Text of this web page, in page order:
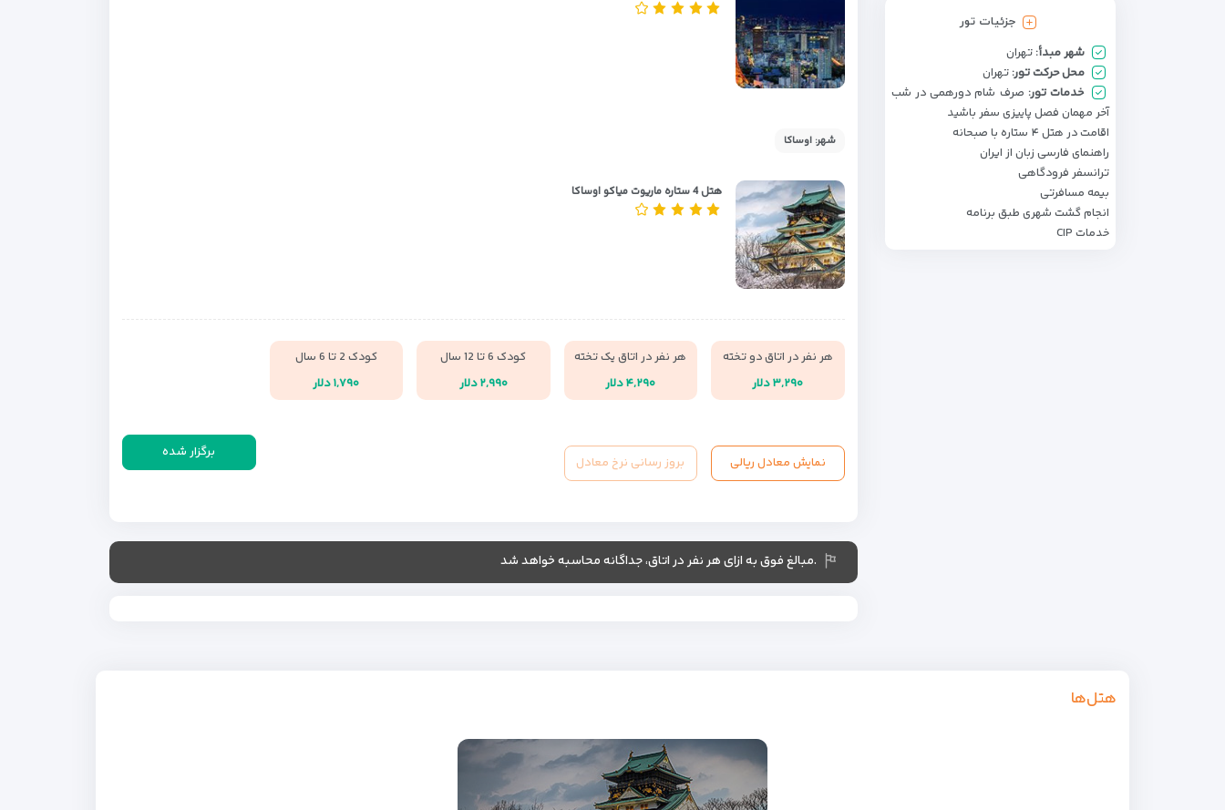
جزئیات تور
شهر مبدأ: تهران
محل حرکت تور: تهران
خدمات تور: صرف شام دورهمی در شب
آخر مهمان فصل پاییزی سفر باشید
اقامت در هتل ۴ ستاره با صبحانه
راهنمای فارسی زبان از ایران
ترانسفر فرودگاهی
بیمه مسافرتی
انجام گشت شهری طبق برنامه
خدمات CIP
شهر: اوساکا
هتل 4 ستاره ماریوت میاکو اوساکا
هر نفر در اتاق دو تخته
۳,۲۹۰ دلار
هر نفر در اتاق یک تخته
۴,۲۹۰ دلار
کودک 6 تا 12 سال
۲,۹۹۰ دلار
کودک 2 تا 6 سال
۱,۷۹۰ دلار
برگزار شده
نمایش معادل ریالی بروز رسانی نرخ معادل
.مبالغ فوق به ازای هر نفر در اتاق، جداگانه محاسبه خواهد شد
هتل‌ها